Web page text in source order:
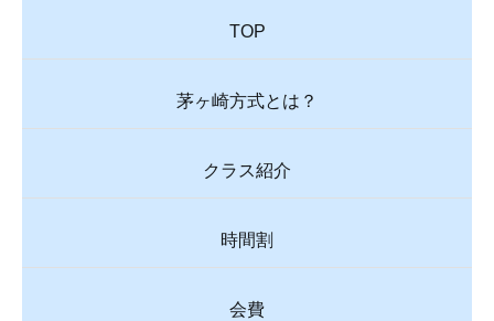
TOP
茅ヶ崎方式とは？
クラス紹介
時間割
会費